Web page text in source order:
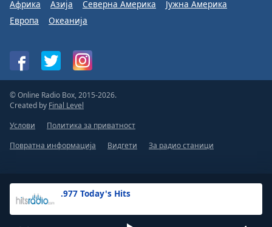
.977 Today's Hits
Африка Азија Северна Америка
Јужна Америка
Европа
Океанија
© Online Radio Box, 2015-2026.
Created by Final Level
Услови
Политика за приватност
Повратна информација
Видгети За радио станици